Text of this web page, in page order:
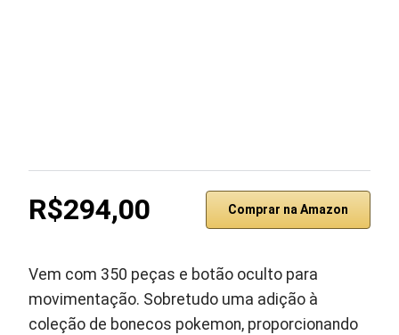
R$294,00 Comprar na Amazon
Vem com 350 peças e botão oculto para
movimentação. Sobretudo uma adição à
coleção de bonecos pokemon, proporcionando